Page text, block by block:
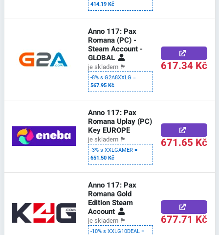
414.19 Kč
Anno 117: Pax
Romana (PC) -
Steam Account -
GLOBAL
je skladem 🏴
-8% s G2A8XXLG =
567.95 Kč
617.34 Kč
Anno 117: Pax
Romana Uplay (PC)
Key EUROPE
je skladem 🏴
-3% s XXLGAMER =
651.50 Kč
671.65 Kč
Anno 117: Pax
Romana Gold
Edition Steam
Account
je skladem 🏴
-10% s XXLG10DEAL =
677.71 Kč